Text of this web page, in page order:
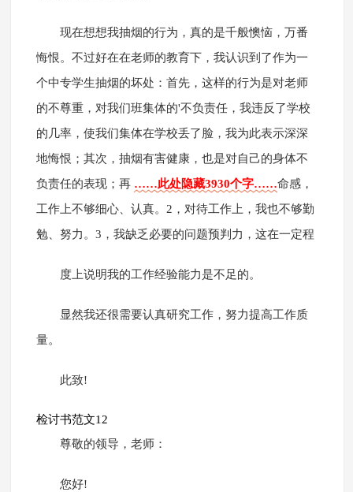
现在想想我抽烟的行为，真的是千般懊恼，万番
悔恨。不过好在在老师的教育下，我认识到了作为一
个中专学生抽烟的坏处：首先，这样的行为是对老师
的不尊重，对我们班集体的'不负责任，我违反了学校
的几率，使我们集体在学校丢了脸，我为此表示深深
地悔恨；其次，抽烟有害健康，也是对自己的身体不
负责任的表现；再 ……此处隐藏3930个字……命感，
工作上不够细心、认真。2，对待工作上，我也不够勤
勉、努力。3，我缺乏必要的问题预判力，这在一定程
度上说明我的工作经验能力是不足的。
显然我还很需要认真研究工作，努力提高工作质
量。
此致!
检讨书范文12
尊敬的领导，老师：
您好!